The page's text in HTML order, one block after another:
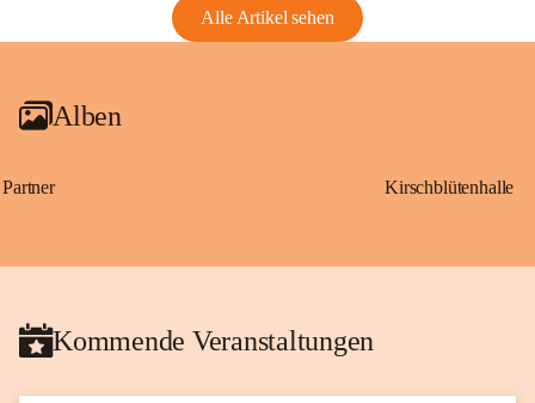
Alle Artikel sehen
Alben
Partner Kirschblütenhalle
Kommende Veranstaltungen